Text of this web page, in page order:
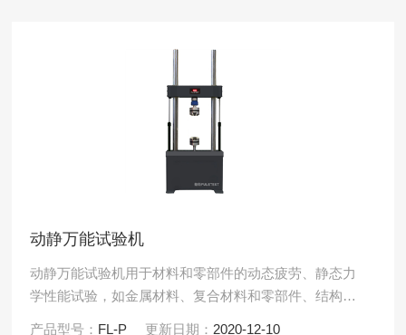
动静万能试验机
动静万能试验机用于材料和零部件的动态疲劳、静态力
学性能试验，如金属材料、复合材料和零部件、结构件
产品型号： FL-P 更新日期： 2020-12-10